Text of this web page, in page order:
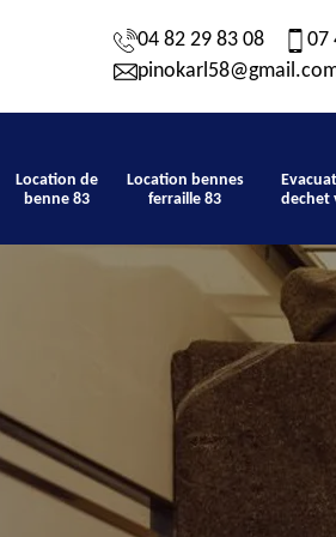
04 82 29 83 08
07
Location de
benne 83
Location bennes
ferraille 83
dechet